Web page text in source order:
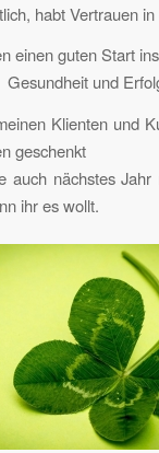
habt Vertrauen
einen guten Start
Gesundheit und
Klienten und
geschenkt
auch nächstes
ihr es wollt.